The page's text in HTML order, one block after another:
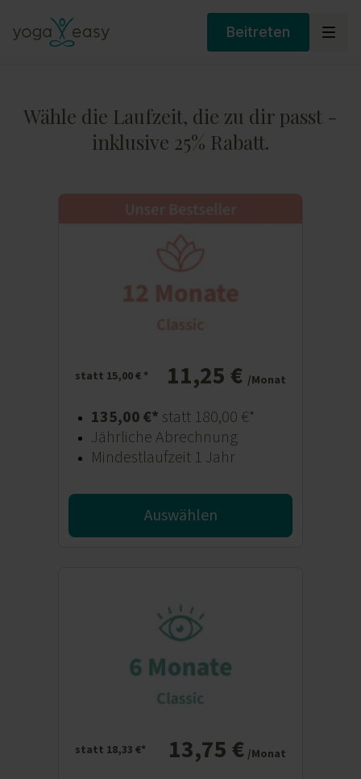
Beitreten
Wähle die Laufzeit, die zu dir passt -
inklusive 25% Rabatt.
statt 15,00 € * 11,25 € /Monat
135,00 €* statt 180,00 €*
Jährliche Abrechnung
Mindestlaufzeit 1 Jahr
Auswählen
statt 18,33 €* 13,75 € /Monat